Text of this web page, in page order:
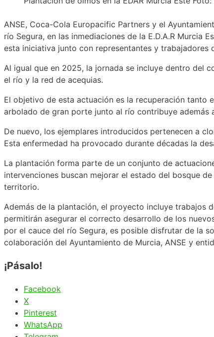
ANSE, Coca-Cola Europacific Partners y el
río Segura, en las inmediaciones de la E.D.A.R Murcia
esta iniciativa junto con representantes y trabajadores
Al igual que en 2025, la jornada se incluye dentro del
el río y la red de acequias.
El objetivo de esta actuación es la recuperación tanto
arbolado de gran porte junto al río contribuye
De nuevo, los ejemplares introducidos pertenecen a
Esta enfermedad ha provocado durante décadas la
La plantación forma parte de un conjunto de
intervenciones buscan mejorar el estado del bosque
territorio.
Además de la plantación, el proyecto incluye trabajos
permitirán asegurar el correcto desarrollo de los
por el cauce del río Segura, es posible disfrutar de la
colaboración del Ayuntamiento de Murcia, ANSE y
¡Pásalo!
Facebook
X
Pinterest
WhatsApp